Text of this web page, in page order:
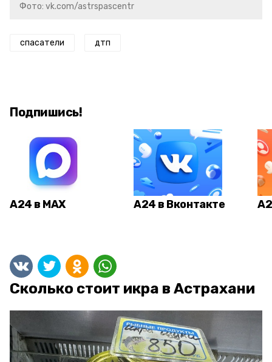
Фото: vk.com/astrspascentr
спасатели дтп
Подпишись!
А24 в MAX А24 в Вконтакте
Сколько стоит икра в Астрахани